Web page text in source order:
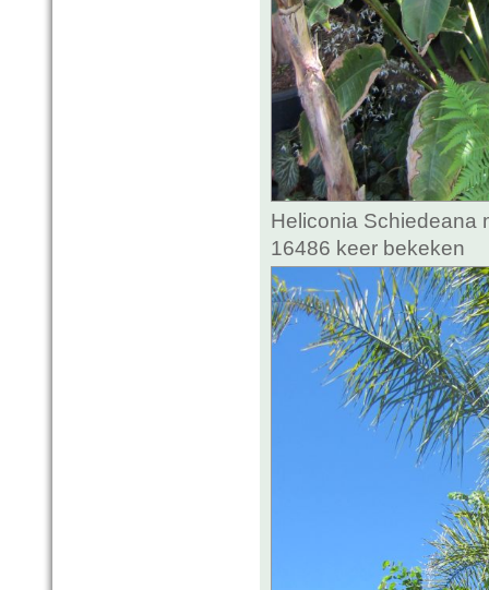
Heliconia Schiedeana
16486 keer bekeken